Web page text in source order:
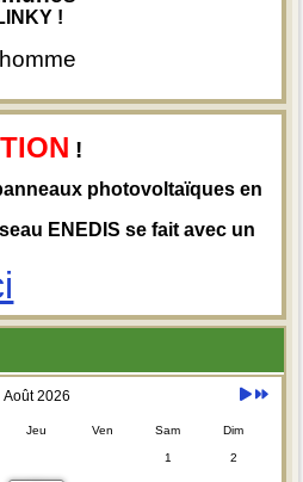
!
!
photovoltaïques en
ENEDIS se fait avec un
Août 2026
Jeu Ven Sam Dim
1 2